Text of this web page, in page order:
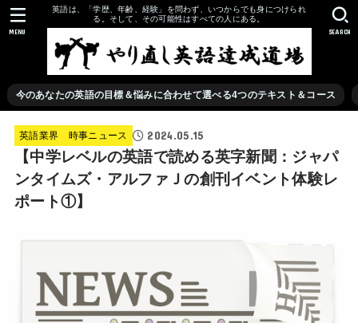
英語は、「学歴、年齢、経験」を問わず、いつからでも身につけられ
る。そして、その可能性はすべての人にある。
今のあなたの英語の目標＆悩みに合わせて選べる4つのテキスト＆コース
SEARCH
MENU
英語業界 時事ニュース 2024.05.15
【中学レベルの英語で読める英字新聞：ジャパ
ンタイムズ・アルファＪの創刊イベント体験レ
ポート①】